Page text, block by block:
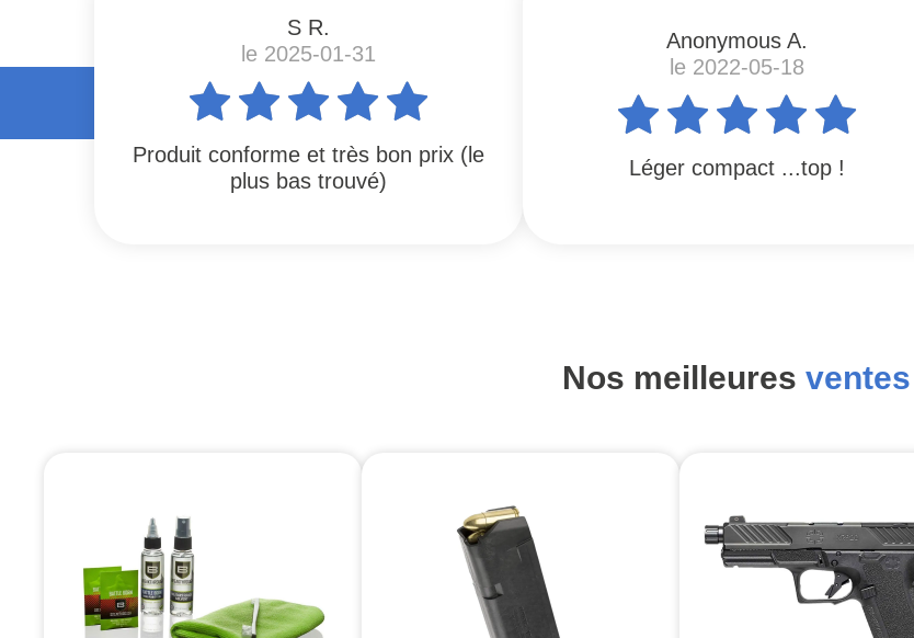
S R.
le 2025-01-31
Produit conforme et très bon prix (le
plus bas trouvé)
Anonymous A.
le 2022-05-18
Léger compact ...top !
Nos meilleures ventes